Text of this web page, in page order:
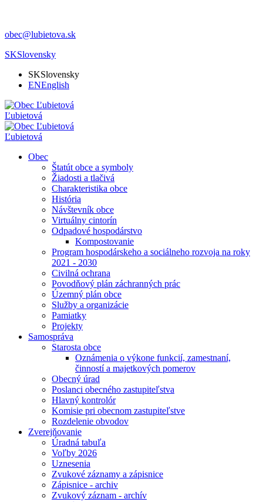
obec@lubietova.sk
SKSlovensky
SKSlovensky
ENEnglish
Ľubietová
Ľubietová
Obec
Štatút obce a symboly
Žiadosti a tlačivá
Charakteristika obce
História
Návštevník obce
Virtuálny cintorín
Odpadové hospodárstvo
Kompostovanie
Program hospodárskeho a sociálneho rozvoja na roky
2021 - 2030
Civilná ochrana
Povodňový plán záchranných prác
Územný plán obce
Služby a organizácie
Pamiatky
Projekty
Samospráva
Starosta obce
Oznámenia o výkone funkcií, zamestnaní,
činností a majetkových pomerov
Obecný úrad
Poslanci obecného zastupiteľstva
Hlavný kontrolór
Komisie pri obecnom zastupiteľstve
Rozdelenie obvodov
Zverejňovanie
Úradná tabuľa
Voľby 2026
Uznesenia
Zvukové záznamy a zápisnice
Zápisnice - archiv
Zvukový záznam - archív